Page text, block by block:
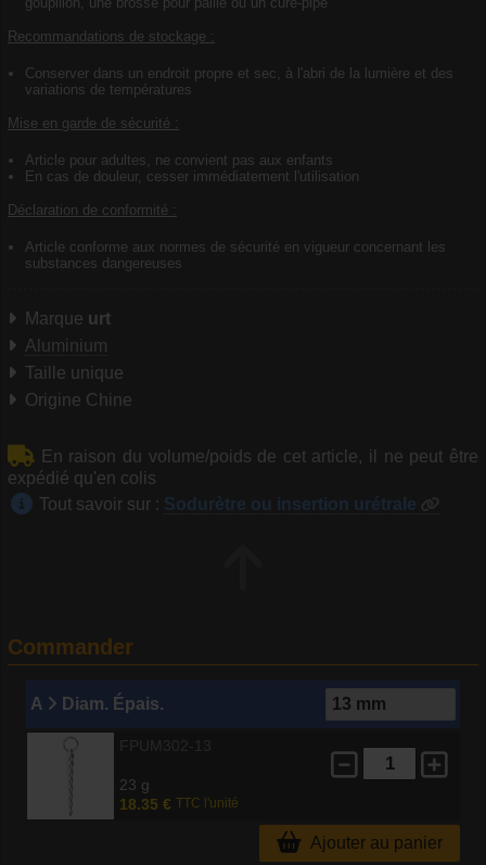
Recommandations de stockage :
Conserver dans un endroit propre et sec, à l'abri de la lumière et des
variations de températures
Mise en garde de sécurité :
Article pour adultes, ne convient pas aux enfants
En cas de douleur, cesser immédiatement l'utilisation
Déclaration de conformité :
Article conforme aux normes de sécurité en vigueur concernant les
substances dangereuses
Marque urt
Aluminium
Taille unique
Origine Chine
En raison du volume/poids de cet article, il ne peut être
expédié qu'en colis
Tout savoir sur : Sodurètre ou insertion urétrale
Commander
A Diam. Épais.
23 g
18.35 € TTC l'unité
Ajouter au panier